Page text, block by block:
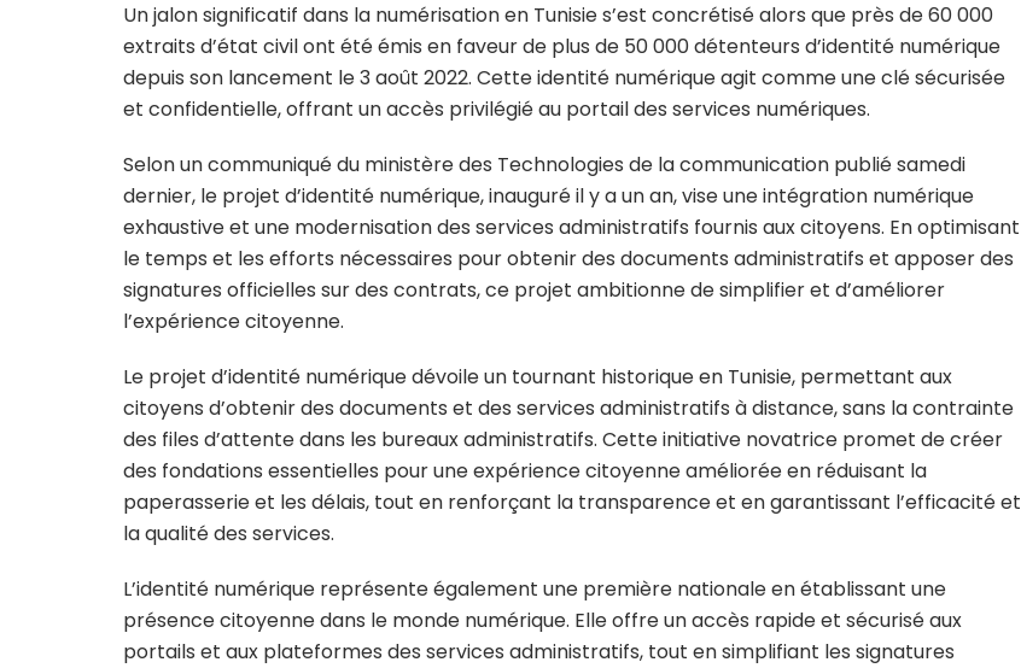
Un jalon significatif dans la numérisation en Tunisie s’est concrétisé alors que près de 60 000
extraits d’état civil ont été émis en faveur de plus de 50 000 détenteurs d’identité numérique
depuis son lancement le 3 août 2022. Cette identité numérique agit comme une clé sécurisée
et confidentielle, offrant un accès privilégié au portail des services numériques.
Selon un communiqué du ministère des Technologies de la communication publié samedi
dernier, le projet d’identité numérique, inauguré il y a un an, vise une intégration numérique
exhaustive et une modernisation des services administratifs fournis aux citoyens. En optimisant
le temps et les efforts nécessaires pour obtenir des documents administratifs et apposer des
signatures officielles sur des contrats, ce projet ambitionne de simplifier et d’améliorer
l’expérience citoyenne.
Le projet d’identité numérique dévoile un tournant historique en Tunisie, permettant aux
citoyens d’obtenir des documents et des services administratifs à distance, sans la contrainte
des files d’attente dans les bureaux administratifs. Cette initiative novatrice promet de créer
des fondations essentielles pour une expérience citoyenne améliorée en réduisant la
paperasserie et les délais, tout en renforçant la transparence et en garantissant l’efficacité et
la qualité des services.
L’identité numérique représente également une première nationale en établissant une
présence citoyenne dans le monde numérique. Elle offre un accès rapide et sécurisé aux
portails et aux plateformes des services administratifs, tout en simplifiant les signatures